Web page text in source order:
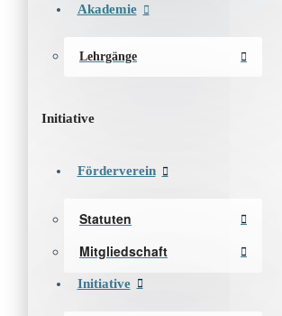
Akademie
Lehrgänge
Initiative
Förderverein
Statuten
Mitgliedschaft
Initiative